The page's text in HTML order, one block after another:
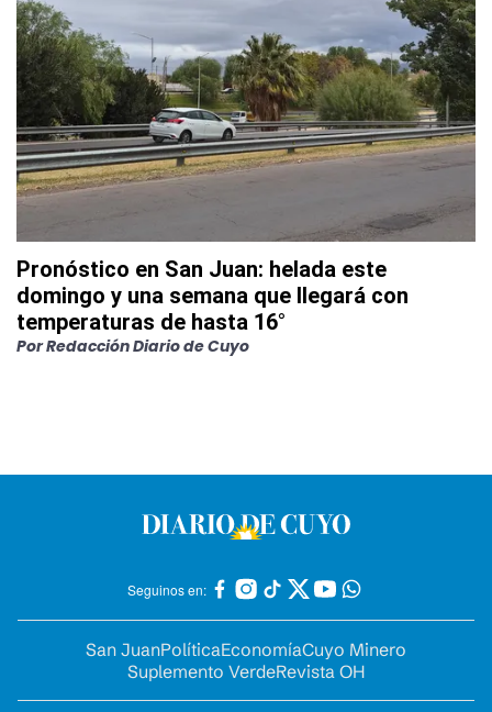
Pronóstico en San Juan: helada este
domingo y una semana que llegará con
temperaturas de hasta 16°
PorRedacción Diario de Cuyo
Seguinos en:
San JuanPolíticaEconomíaCuyo Minero
Suplemento VerdeRevista OH